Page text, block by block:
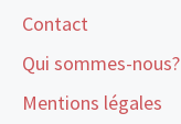
Contact
Qui sommes-nous?
Mentions légales